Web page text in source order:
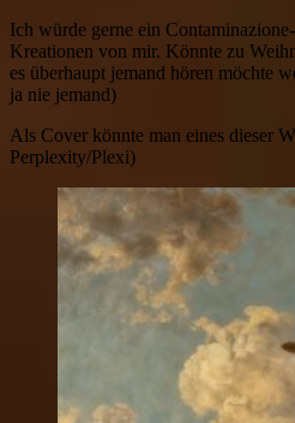
Ich würde gerne ein
Kreationen von mir. Könnte zu
es überhaupt jemand hören möchte
ja nie jemand)
Als Cover könnte man eines dieser
Perplexity/Plexi)